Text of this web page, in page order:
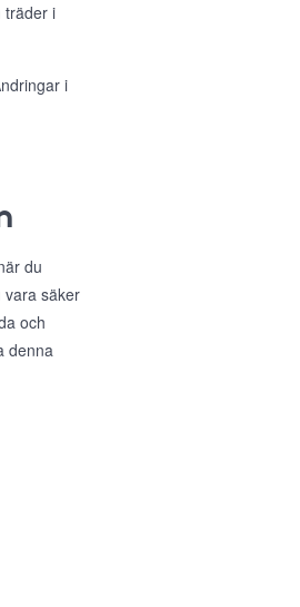
träder i
i
du
vara säker
och
denna